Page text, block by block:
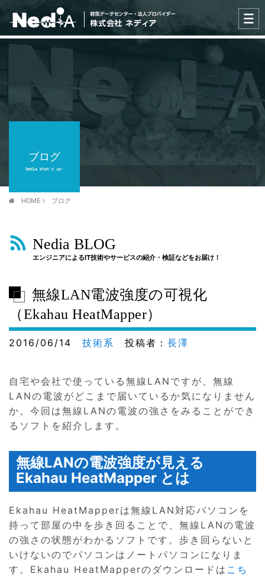
ブログ
Nedia What's up!
HOME ブログ
Nedia BLOG
エンジニアによるIT技術やサービスの紹介・検証などをお届け！
無線LAN電波強度の可視化
（Ekahau HeatMapper）
2016/06/14 技術系 投稿者： 長澤
自宅や会社で使っている無線LANですが、無線
LANの電波がどこまで届いているか気になりません
か。今回は無線LANの電波の強さをみることができ
るソフトを紹介します。
無線LANの電波強度が見える
Ekahau HeatMapper とは
Ekahau HeatMapperは無線LAN対応パソコンを
持って部屋の中を歩き回ることで、無線LANの電波
の強さの状態がわかるソフトです。歩き回らないと
いけないのでパソコンはノートパソコンになりま
す。Ekahau HeatMapperのダウンロードは こち